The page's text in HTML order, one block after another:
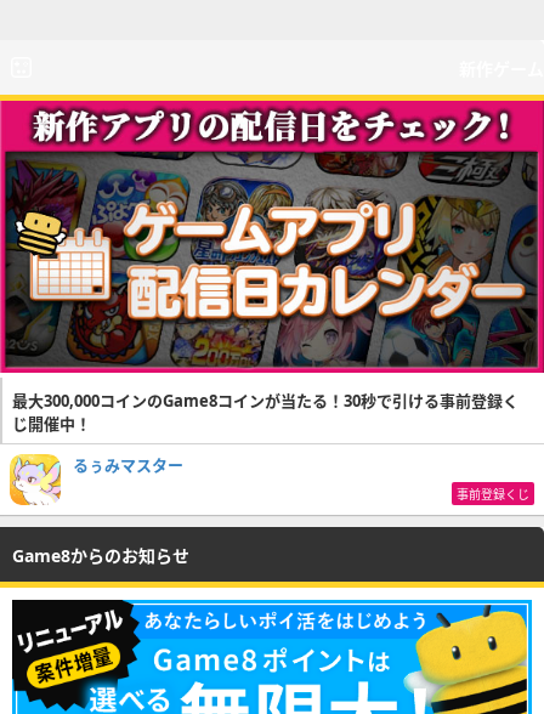
最大300,000コインのGame8コインが当たる！30秒で引ける事前登録く
じ開催中！
るぅみマスター
事前登録くじ
Game8からのお知らせ